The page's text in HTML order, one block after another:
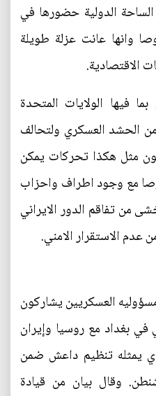
الدولية حضورها في
وانها عانت عزلة طويلة
الاقتصادية.
فيها الولايات المتحدة
من الحشد العسكري ولتحالف
مثل هكذا تحركات يمكن
مع وجود اطراف واحزاب
من تفاقم الدور الايراني
عدم الاستقرار الامني.
العسكريين يشاركون
بغداد مع روسيا وإيران
يمثله تنظيم داعش ضمن
وقال بيان من قيادة